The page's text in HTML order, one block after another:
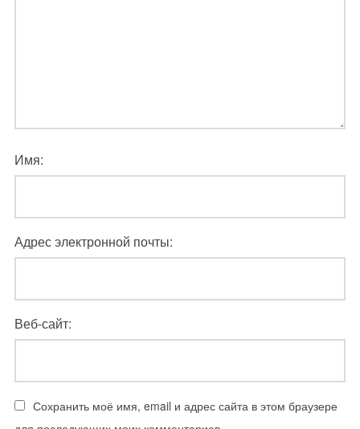
Имя:
Адрес электронной почты:
Веб-сайт:
Сохранить моё имя, email и адрес сайта в этом браузере